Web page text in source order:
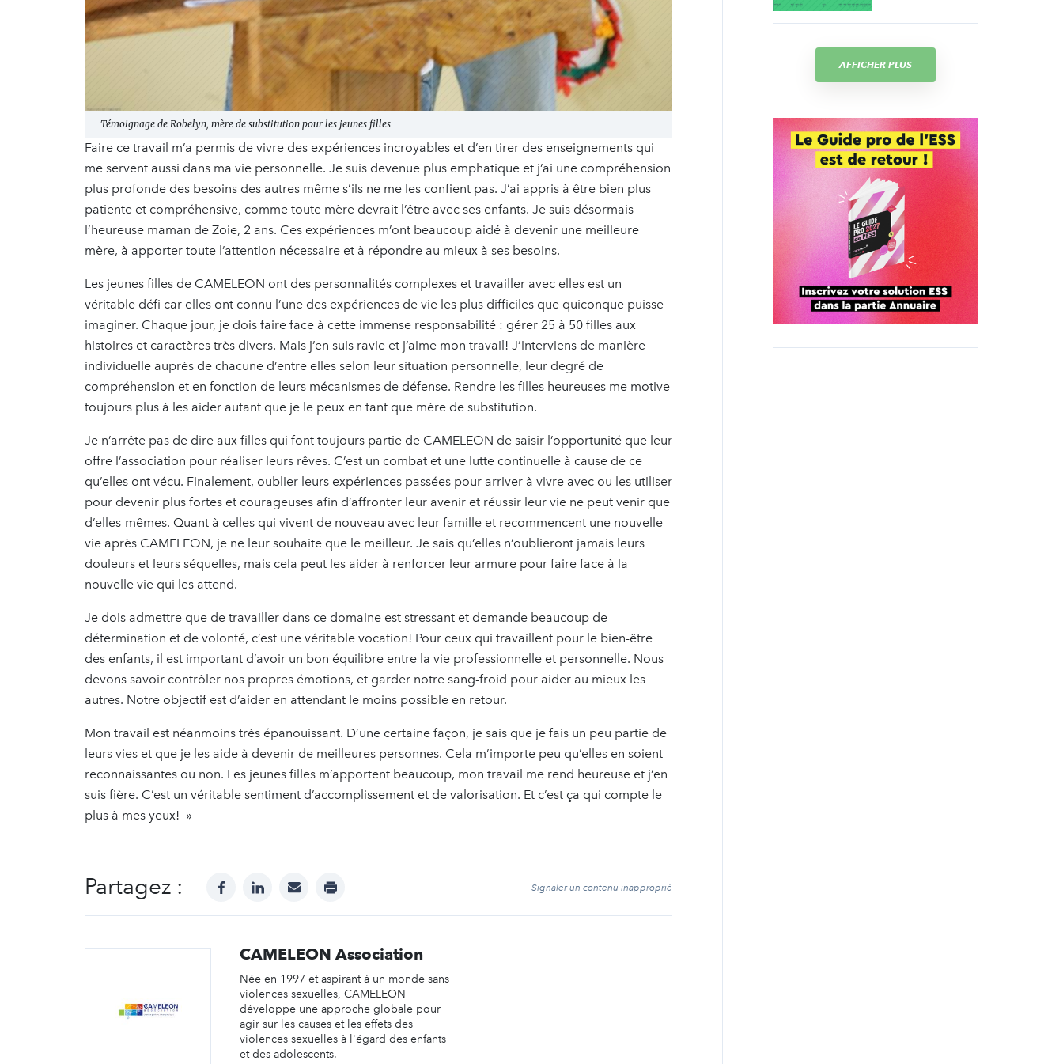
Témoignage de Robelyn, mère de substitution pour les jeunes filles
Faire ce travail m’a permis de vivre des expériences incroyables et d’en tirer des enseignements qui
me servent aussi dans ma vie personnelle. Je suis devenue plus emphatique et j’ai une compréhension
plus profonde des besoins des autres même s’ils ne me les confient pas. J’ai appris à être bien plus
patiente et compréhensive, comme toute mère devrait l’être avec ses enfants. Je suis désormais
l’heureuse maman de Zoie, 2 ans. Ces expériences m’ont beaucoup aidé à devenir une meilleure
mère, à apporter toute l’attention nécessaire et à répondre au mieux à ses besoins.
Les jeunes filles de CAMELEON ont des personnalités complexes et travailler avec elles est un
véritable défi car elles ont connu l’une des expériences de vie les plus difficiles que quiconque puisse
imaginer. Chaque jour, je dois faire face à cette immense responsabilité : gérer 25 à 50 filles aux
histoires et caractères très divers. Mais j’en suis ravie et j’aime mon travail! J’interviens de manière
individuelle auprès de chacune d’entre elles selon leur situation personnelle, leur degré de
compréhension et en fonction de leurs mécanismes de défense. Rendre les filles heureuses me motive
toujours plus à les aider autant que je le peux en tant que mère de substitution.
Je n’arrête pas de dire aux filles qui font toujours partie de CAMELEON de saisir l’opportunité que leur
offre l’association pour réaliser leurs rêves. C’est un combat et une lutte continuelle à cause de ce
qu’elles ont vécu. Finalement, oublier leurs expériences passées pour arriver à vivre avec ou les utiliser
pour devenir plus fortes et courageuses afin d’affronter leur avenir et réussir leur vie ne peut venir que
d’elles-mêmes. Quant à celles qui vivent de nouveau avec leur famille et recommencent une nouvelle
vie après CAMELEON, je ne leur souhaite que le meilleur. Je sais qu’elles n’oublieront jamais leurs
douleurs et leurs séquelles, mais cela peut les aider à renforcer leur armure pour faire face à la
nouvelle vie qui les attend.
Je dois admettre que de travailler dans ce domaine est stressant et demande beaucoup de
détermination et de volonté, c’est une véritable vocation! Pour ceux qui travaillent pour le bien-être
des enfants, il est important d’avoir un bon équilibre entre la vie professionnelle et personnelle. Nous
devons savoir contrôler nos propres émotions, et garder notre sang-froid pour aider au mieux les
autres. Notre objectif est d’aider en attendant le moins possible en retour.
Mon travail est néanmoins très épanouissant. D’une certaine façon, je sais que je fais un peu partie de
leurs vies et que je les aide à devenir de meilleures personnes. Cela m’importe peu qu’elles en soient
reconnaissantes ou non. Les jeunes filles m’apportent beaucoup, mon travail me rend heureuse et j’en
suis fière. C’est un véritable sentiment d’accomplissement et de valorisation. Et c’est ça qui compte le
plus à mes yeux! »
Partagez : facebooklinkedinmail print Signaler un contenu inapproprié
CAMELEON Association
Née en 1997 et aspirant à un monde sans
violences sexuelles, CAMELEON
développe une approche globale pour
agir sur les causes et les effets des
violences sexuelles à l'égard des enfants
et des adolescents.
AFFICHER PLUS